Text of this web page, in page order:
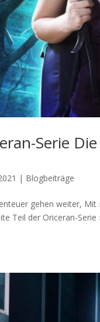
Serie
| Blogbeiträge
gehen weiter, Mit
Teil der Oriceran-Serie